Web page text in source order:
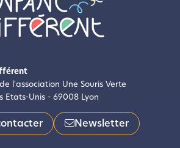
l'association Une Souris Verte
Etats-Unis - 69008 Lyon
Newsletter